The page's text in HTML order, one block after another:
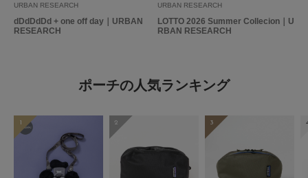
URBAN RESEARCH
dDdDdDd + one off day｜URBAN
RESEARCH
URBAN RESEARCH
LOTTO 2026 Summer Collecion｜U
RBAN RESEARCH
ポーチの人気ランキング
1 2 3